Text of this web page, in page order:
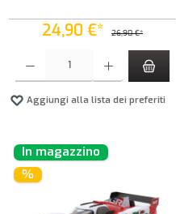
24,90 €* 26,90 €*
Aggiungi alla lista dei preferiti
In magazzino
%